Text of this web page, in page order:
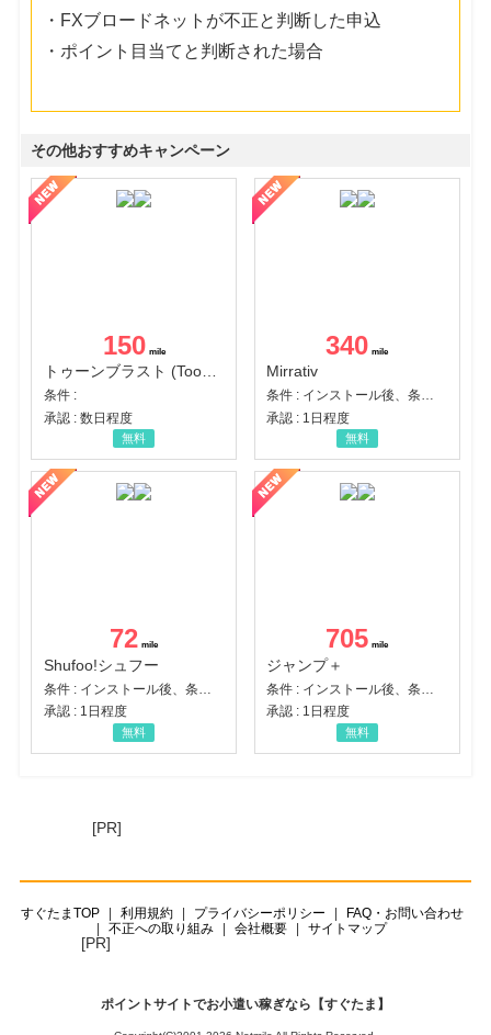
・FXブロードネットが不正と判断した申込
・ポイント目当てと判断された場合
その他おすすめキャンペーン
150
トゥーンブラスト (Toon Blast)
条件 :
承認 : 数日程度
無料
340
Mirrativ
条件 : インストール後、条件達成
承認 : 1日程度
無料
72
Shufoo!シュフー
承認 : 1日程度
無料
705
ジャンプ＋
承認 : 1日程度
無料
[PR]
すぐたまTOP 利用規約 プライバシーポリシー
FAQ・お問い合わせ
不正への取り組み
会社概要 サイトマップ
[PR]
ポイントサイトでお小遣い稼ぎなら【すぐたま】